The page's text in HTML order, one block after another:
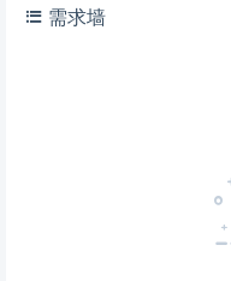
需求墙